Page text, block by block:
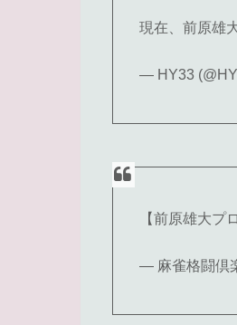
現在、前原雄
— HY33
【前原雄大
— 麻雀格闘倶